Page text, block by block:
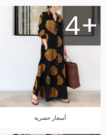
4+
أسعار حصرية